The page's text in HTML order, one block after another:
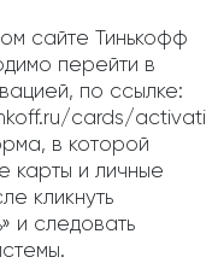
сайте Тинькофф
перейти в
по ссылке:
cards/
в которой
карты и личные
кликнуть
и следовать